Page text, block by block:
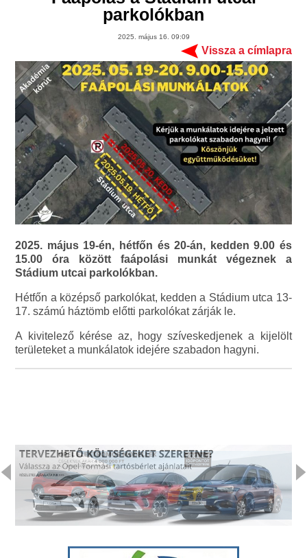
parkolókban
2025. május 16. 09:09
Vissza a címlapra
2025. május 19-én, hétfőn és 20-án, kedden 9.00 és
15.00 óra között faápolási munkát végeznek a
Stádium utcai parkolókban.
Hétfőn a középső parkolókat, kedden a Stádium utca 13-
17. számú háztömb előtti parkolókat zárják le.
A kivitelező kérése az, hogy szíveskedjenek a kijelölt
területeket a munkálatok idejére szabadon hagyni.